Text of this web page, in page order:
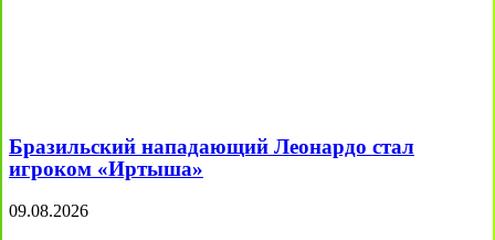
Бразильский нападающий Леонардо стал
игроком «Иртыша»
09.08.2026